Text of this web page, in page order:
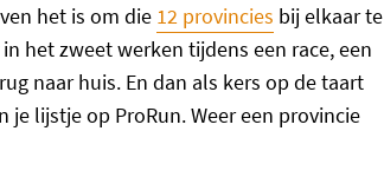
het is om die 12 provincies bij elkaar te
het zweet werken tijdens een race, een
naar huis. En dan als kers op de taart
lijstje op ProRun. Weer een provincie